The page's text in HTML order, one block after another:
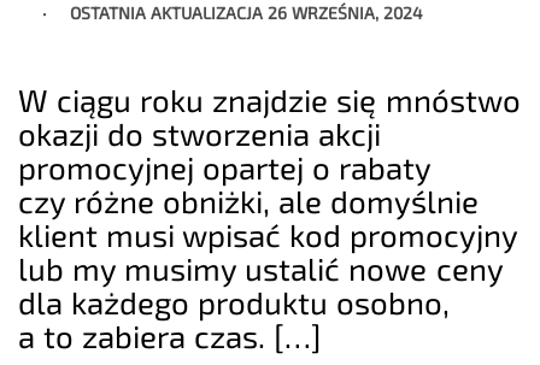
OSTATNIA AKTUALIZACJA 26 WRZEŚNIA, 2024
W ciągu roku znajdzie się mnóstwo
okazji do stworzenia akcji
promocyjnej opartej o rabaty
czy różne obniżki, ale domyślnie
klient musi wpisać kod promocyjny
lub my musimy ustalić nowe ceny
dla każdego produktu osobno,
a to zabiera czas. […]